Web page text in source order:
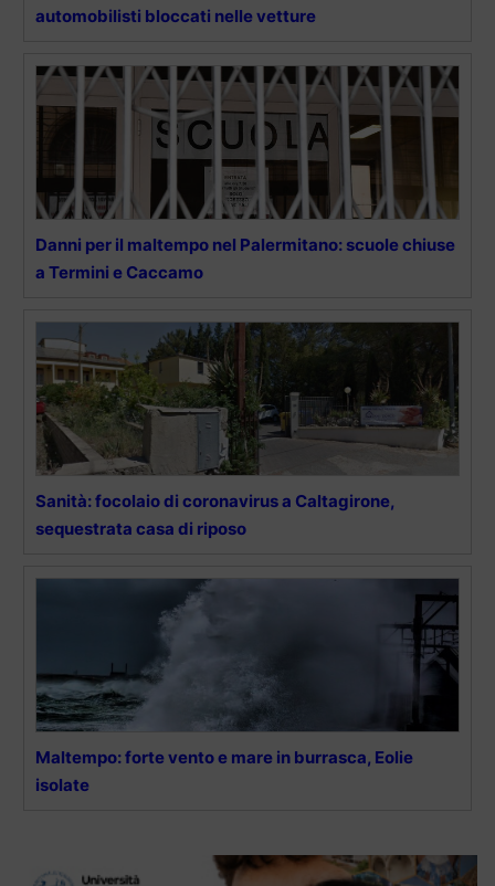
automobilisti bloccati nelle vetture
Danni per il maltempo nel Palermitano: scuole chiuse
a Termini e Caccamo
Sanità: focolaio di coronavirus a Caltagirone,
sequestrata casa di riposo
Maltempo: forte vento e mare in burrasca, Eolie
isolate